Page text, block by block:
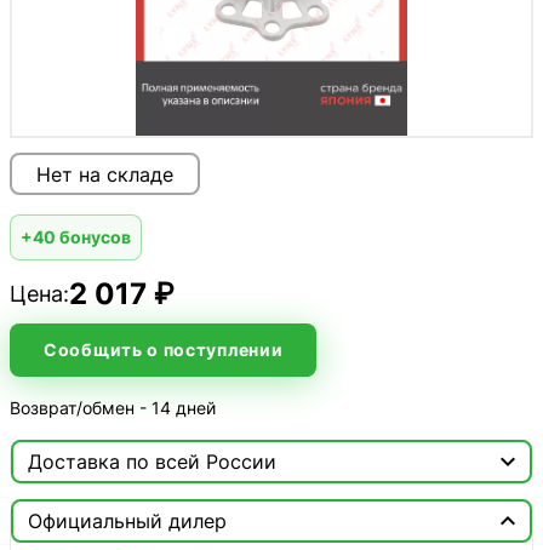
Нет на складе
+40 бонусов
Цена:2 017 ₽
Сообщить о поступлении
Возврат/обмен - 14 дней
Доставка по всей России 
 Москва
Доставка этого товара недоступна
Официальный дилер
